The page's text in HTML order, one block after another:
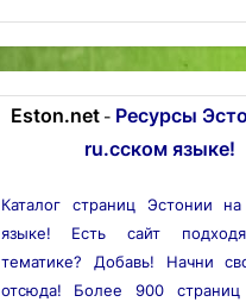
Eston.net- Ресурсы
ru.сском языке!
Каталог страниц Эстонии
языке! Есть сайт
тематике? Добавь! Начни
отсюда! Более 900 страниц